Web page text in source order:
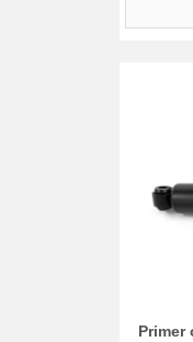
Primer